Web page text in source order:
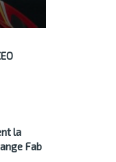
la
Fab